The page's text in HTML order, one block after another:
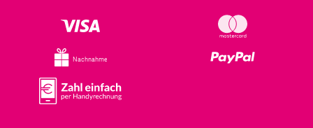
Nachnahme